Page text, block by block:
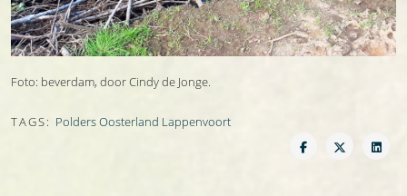
Foto: beverdam, door Cindy de Jonge.
TAGS: Polders Oosterland Lappenvoort